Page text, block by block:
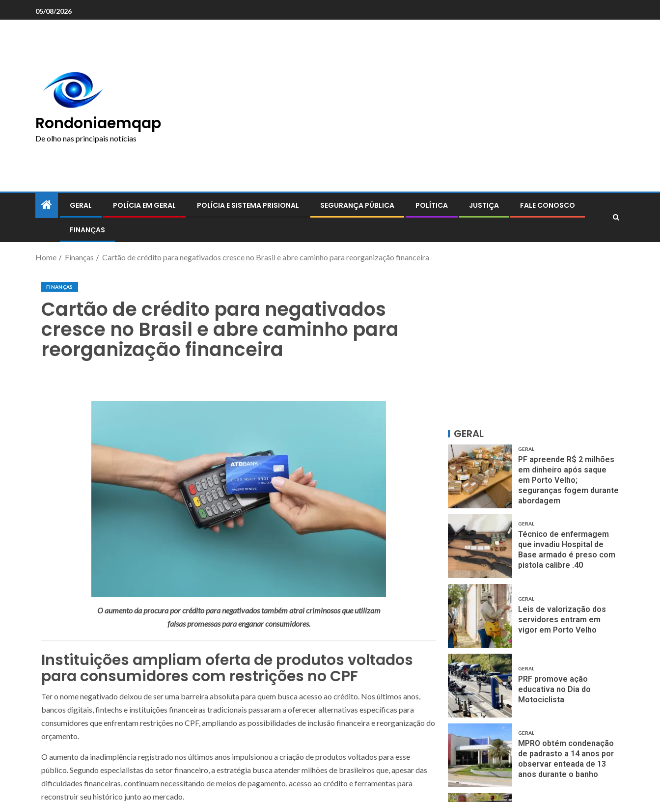
05/08/2026
Rondoniaemqap
De olho nas principais notícias
GERAL POLÍCIA EM GERAL POLÍCIA E SISTEMA PRISIONAL SEGURANÇA PÚBLICA POLÍTICA JUSTIÇA FALE CONOSCO
FINANÇAS
Home Finanças Cartão de crédito para negativados cresce no Brasil e abre caminho para reorganização financeira
FINANÇAS
Cartão de crédito para negativados
cresce no Brasil e abre caminho para
reorganização financeira
O aumento da procura por crédito para negativados também atrai criminosos que utilizam
falsas promessas para enganar consumidores.
Instituições ampliam oferta de produtos voltados
para consumidores com restrições no CPF
Ter o nome negativado deixou de ser uma barreira absoluta para quem busca acesso ao crédito. Nos últimos anos,
bancos digitais, fintechs e instituições financeiras tradicionais passaram a oferecer alternativas específicas para
consumidores que enfrentam restrições no CPF, ampliando as possibilidades de inclusão financeira e reorganização do
orçamento.
O aumento da inadimplência registrado nos últimos anos impulsionou a criação de produtos voltados para esse
público. Segundo especialistas do setor financeiro, a estratégia busca atender milhões de brasileiros que, apesar das
dificuldades financeiras, continuam necessitando de meios de pagamento, acesso ao crédito e ferramentas para
reconstruir seu histórico junto ao mercado.
GERAL
GERAL
PF apreende R$ 2 milhões
em dinheiro após saque
em Porto Velho;
seguranças fogem durante
abordagem
GERAL
Técnico de enfermagem
que invadiu Hospital de
Base armado é preso com
pistola calibre .40
GERAL
Leis de valorização dos
servidores entram em
vigor em Porto Velho
GERAL
PRF promove ação
educativa no Dia do
Motociclista
GERAL
MPRO obtém condenação
de padrasto a 14 anos por
observar enteada de 13
anos durante o banho